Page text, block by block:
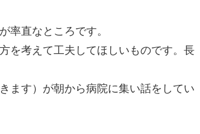
率直なところです。
を考えて工夫してほしいものです。長
ます）が朝から病院に集い話をしてい